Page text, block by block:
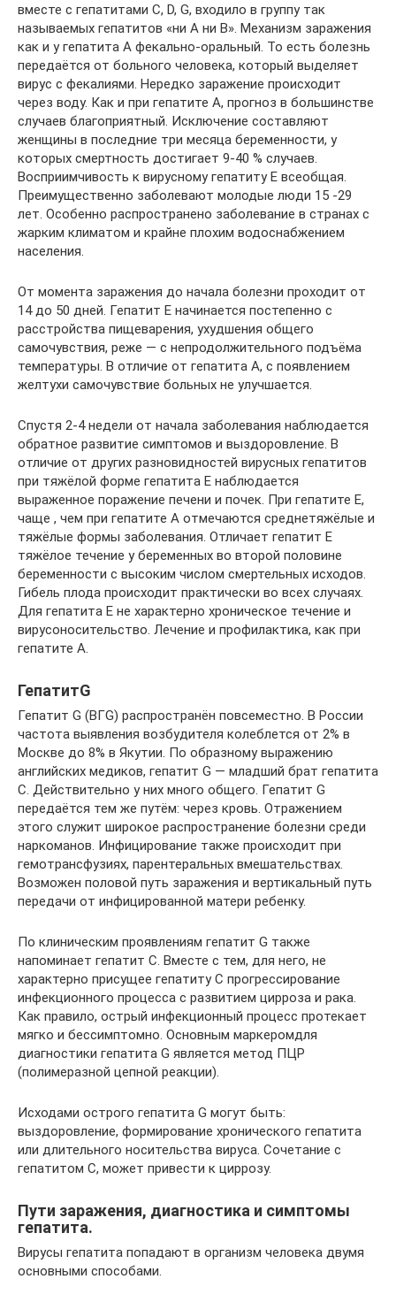
вместе с гепатитами C, D, G, входило в группу так
называемых гепатитов «ни А ни В». Механизм заражения
как и у гепатита А фекально-оральный. То есть болезнь
передаётся от больного человека, который выделяет
вирус с фекалиями. Нередко заражение происходит
через воду. Как и при гепатите А, прогноз в большинстве
случаев благоприятный. Исключение составляют
женщины в последние три месяца беременности, у
которых смертность достигает 9-40 % случаев.
Восприимчивость к вирусному гепатиту Е всеобщая.
Преимущественно заболевают молодые люди 15 -29
лет. Особенно распространено заболевание в странах с
жарким климатом и крайне плохим водоснабжением
населения.
От момента заражения до начала болезни проходит от
14 до 50 дней. Гепатит Е начинается постепенно с
расстройства пищеварения, ухудшения общего
самочувствия, реже — с непродолжительного подъёма
температуры. В отличие от гепатита А, с появлением
желтухи самочувствие больных не улучшается.
Спустя 2-4 недели от начала заболевания наблюдается
обратное развитие симптомов и выздоровление. В
отличие от других разновидностей вирусных гепатитов
при тяжёлой форме гепатита Е наблюдается
выраженное поражение печени и почек. При гепатите Е,
чаще , чем при гепатите А отмечаются среднетяжёлые и
тяжёлые формы заболевания. Отличает гепатит Е
тяжёлое течение у беременных во второй половине
беременности с высоким числом смертельных исходов.
Гибель плода происходит практически во всех случаях.
Для гепатита Е не характерно хроническое течение и
вирусоносительство. Лечение и профилактика, как при
гепатите А.
ГепатитG
Гепатит G (ВГG) распространён повсеместно. В России
частота выявления возбудителя колеблется от 2% в
Москве до 8% в Якутии. По образному выражению
английских медиков, гепатит G — младший брат гепатита
С. Действительно у них много общего. Гепатит G
передаётся тем же путём: через кровь. Отражением
этого служит широкое распространение болезни среди
наркоманов. Инфицирование также происходит при
гемотрансфузиях, парентеральных вмешательствах.
Возможен половой путь заражения и вертикальный путь
передачи от инфицированной матери ребенку.
По клиническим проявлениям гепатит G также
напоминает гепатит С. Вместе с тем, для него, не
характерно присущее гепатиту С прогрессирование
инфекционного процесса с развитием цирроза и рака.
Как правило, острый инфекционный процесс протекает
мягко и бессимптомно. Основным маркеромдля
диагностики гепатита G является метод ПЦР
(полимеразной цепной реакции).
Исходами острого гепатита G могут быть:
выздоровление, формирование хронического гепатита
или длительного носительства вируса. Сочетание с
гепатитом С, может привести к циррозу.
Пути заражения, диагностика и симптомы
гепатита.
Вирусы гепатита попадают в организм человека двумя
основными способами.